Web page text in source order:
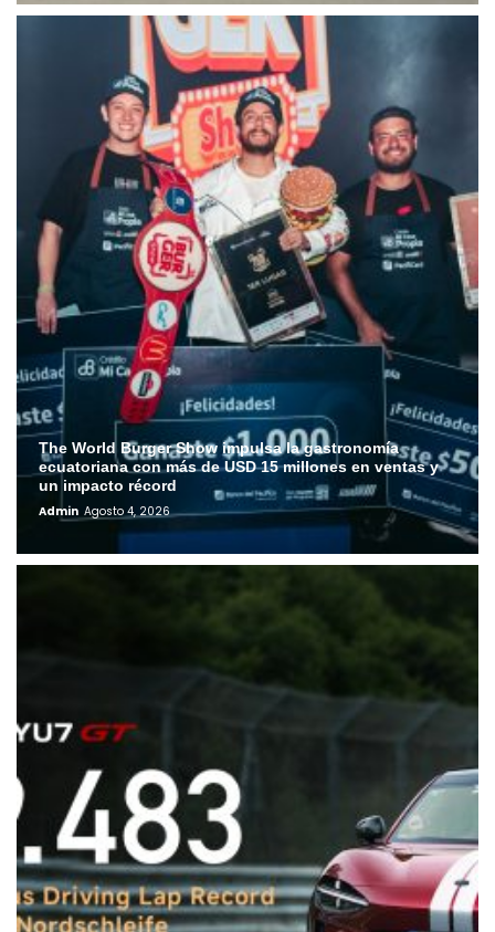
The World Burger Show impulsa la gastronomía
ecuatoriana con más de USD 15 millones en ventas y
un impacto récord
Admin Agosto 4, 2026